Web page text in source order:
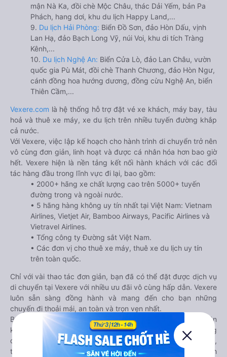
mận Nà Ka, đồi chè Mộc Châu, thác Dải Yếm, bản Pa
Phách, hang dơi, khu du lịch Happy Land,...
9. Du lịch Hải Phòng: Biển Đồ Sơn, đảo Hòn Dấu, vịnh
Lan Hạ, đảo Bạch Long Vỹ, núi Voi, khu di tích Tràng
Kênh,...
10. Du lịch Nghệ An: Biển Cửa Lò, đảo Lan Châu, vườn
quốc gia Pù Mát, đồi chè Thanh Chương, đảo Hòn Ngư,
cánh đồng hoa hướng dương, đồng cừu Nghệ An, biển
Thiên Cầm,...
Vexere.com là hệ thống hỗ trợ đặt vé xe khách, máy bay, tàu
hoả và thuê xe máy, xe du lịch trên nhiều tuyến đường khắp
cả nước.
Với Vexere, việc lập kế hoạch cho hành trình di chuyển trở nên
vô cùng đơn giản, linh hoạt và được cá nhân hóa hơn bao giờ
hết. Vexere hiện là nền tảng kết nối hành khách với các đối
tác hàng đầu trong lĩnh vực đi lại, bao gồm:
• 2000+ hãng xe chất lượng cao trên 5000+ tuyến
đường trong và ngoài nước.
• 5 hãng hàng không uy tín nhất tại Việt Nam: Vietnam
Airlines, Vietjet Air, Bamboo Airways, Pacific Airlines và
Vietravel Airlines.
• Tổng công ty Đường sắt Việt Nam.
• Các đơn vị cho thuê xe máy, thuê xe du lịch uy tín
trên toàn quốc.
Chỉ với vài thao tác đơn giản, bạn đã có thể đặt được dịch vụ
di chuyển tại Vexere với nhiều ưu đãi vô cùng hấp dẫn. Vexere
luôn sẵn sàng đồng hành và mang đến cho bạn những
chuyến đi thoải mái, an toàn và trọn vẹn nhất.
Bên cạnh đó, bạn có thể tham khảo thêm các phương tiện
khác tại
Goyolo.com
cho chuyến đi sắp tới. Goyolo là nền tảng
đặt vé cho phép người dùng so sánh giá cả, giờ khởi hành,
thời gian di chuyển của nhiều phương tiện máy bay, xe khách